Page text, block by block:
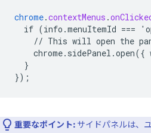
chrome.contextMenus .
if (info.menuItemId ===
// This will open the
chrome.sidePanel.open({
}
});
重要なポイント: サイドパネルは、